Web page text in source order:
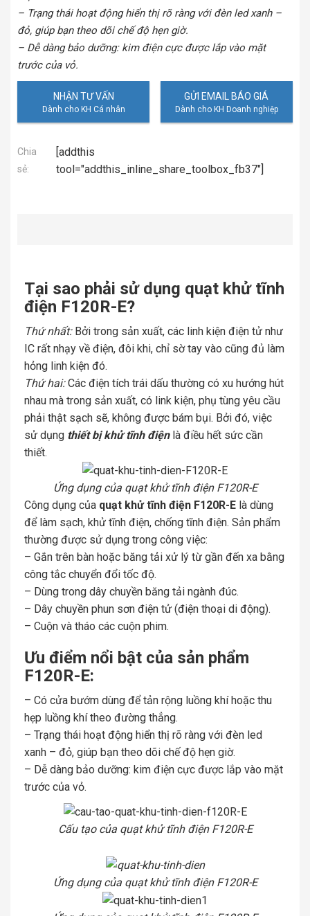
– Trạng thái hoạt động hiển thị rõ ràng với đèn led xanh –
đỏ, giúp bạn theo dõi chế độ hẹn giờ.
– Dễ dàng bảo dưỡng: kim điện cực được lắp vào mặt
trước của vỏ.
NHẬN TƯ VẤN GỬI EMAIL BÁO GIÁ
Chia
sẻ:
[addthis
tool="addthis_inline_share_toolbox_fb37"]
Tại sao phải sử dụng quạt khử tĩnh
điện F120R-E?
Thứ nhất:Bởi trong sản xuất, các linh kiện điện tử như
IC rất nhạy về điện, đôi khi, chỉ sờ tay vào cũng đủ làm
hỏng linh kiện đó.
Thứ hai:Các điện tích trái dấu thường có xu hướng hút
nhau mà trong sản xuất, có link kiện, phụ tùng yêu cầu
phải thật sạch sẽ, không được bám bụi. Bởi đó, việc
sử dụng thiết bị khử tĩnh điệnlà điều hết sức cần
thiết.
Ứng dụng của quạt khử tĩnh điện F120R-E
Công dụng của quạt khử tĩnh điện F120R-E là dùng
để làm sạch, khử tĩnh điện, chống tĩnh điện. Sản phẩm
thường được sử dụng trong công việc:
– Gắn trên bàn hoặc băng tải xử lý từ gần đến xa bằng
công tắc chuyển đổi tốc độ.
– Dùng trong dây chuyền băng tải ngành đúc.
– Dây chuyền phun sơn điện tử (điện thoại di động).
– Cuộn và tháo các cuộn phim.
Ưu điểm nổi bật của sản phẩm
F120R-E:
– Có cửa bướm dùng để tản rộng luồng khí hoặc thu
hẹp luồng khí theo đường thẳng.
– Trạng thái hoạt động hiển thị rõ ràng với đèn led
xanh – đỏ, giúp bạn theo dõi chế độ hẹn giờ.
– Dễ dàng bảo dưỡng: kim điện cực được lắp vào mặt
trước của vỏ.
Cấu tạo của quạt khử tĩnh điện F120R-E
Ứng dụng củaquạt khử tĩnh điện F120R-E